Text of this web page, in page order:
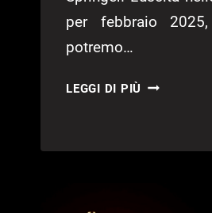
per febbraio
potremo…
LEGGI DI PIÙ FANTASTICI